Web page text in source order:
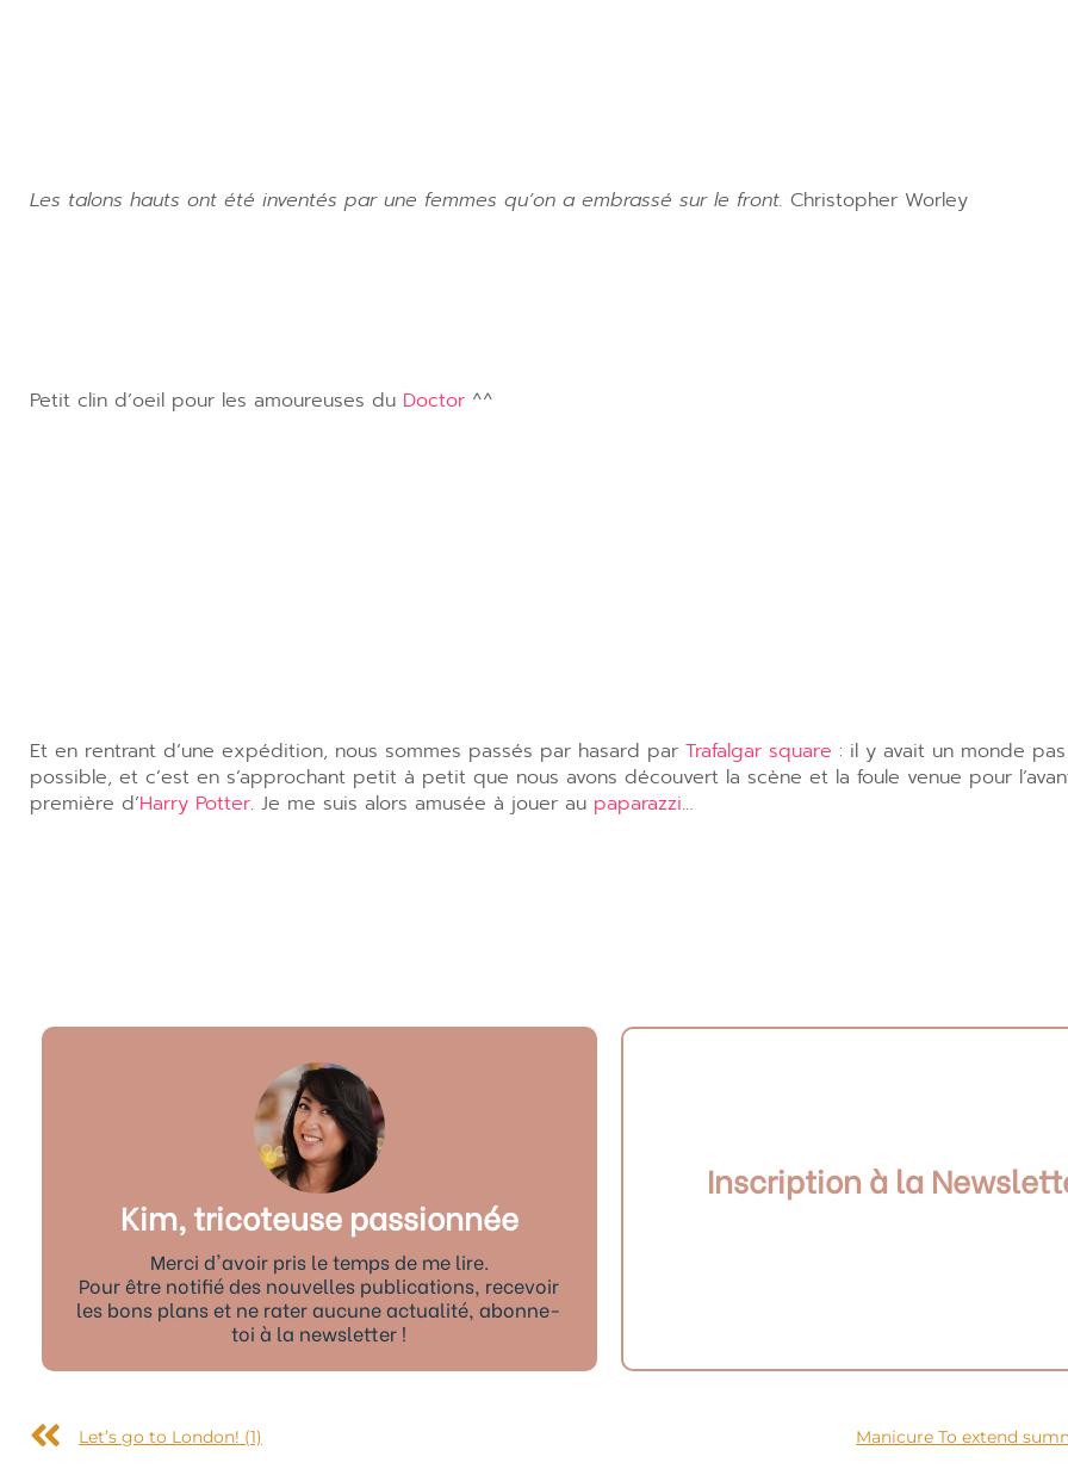
Les talons hauts ont été inventés par une femmes qu’on a embrassé sur le front. Christopher Worley
Petit clin d’oeil pour les amoureuses du Doctor ^^
Et en rentrant d’une expédition, nous sommes passés par hasard par Trafalgar square : il y avait un monde pas
possible, et c’est en s’approchant petit à petit que nous avons découvert la scène et la foule venue pour
première d’Harry Potter. Je me suis alors amusée à jouer au paparazzi…
Kim, tricoteuse passionnée
Merci d'avoir pris le temps de me lire.
Pour être notifié des nouvelles publications, recevoir
les bons plans et ne rater aucune actualité, abonne-
toi à la newsletter !
Inscription à la
Let’s go to London! (1) Manicure To extend